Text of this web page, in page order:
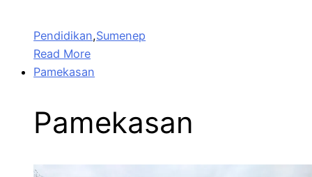
Pendidikan,Sumenep
Read More
Pamekasan
Pamekasan